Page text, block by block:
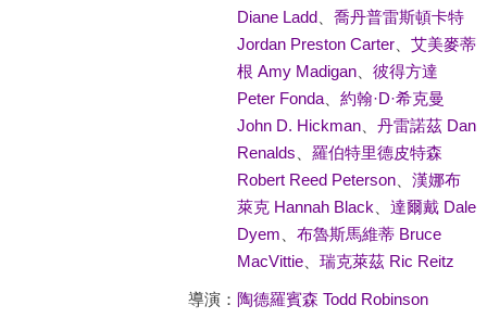
Diane Ladd、 喬丹普雷斯頓卡特
Jordan Preston Carter、 艾美麥蒂
根 Amy Madigan、 彼得方達
Peter Fonda、 約翰·D·希克曼
John D. Hickman、 丹雷諾茲 Dan
Renalds
羅伯特里德皮特森
Robert Reed Peterson、 漢娜布
萊克 Hannah Black
達爾戴 Dale
Dyem
布魯斯馬維蒂 Bruce
MacVittie、 瑞克萊茲 Ric Reitz
導演： 陶德羅賓森 Todd Robinson